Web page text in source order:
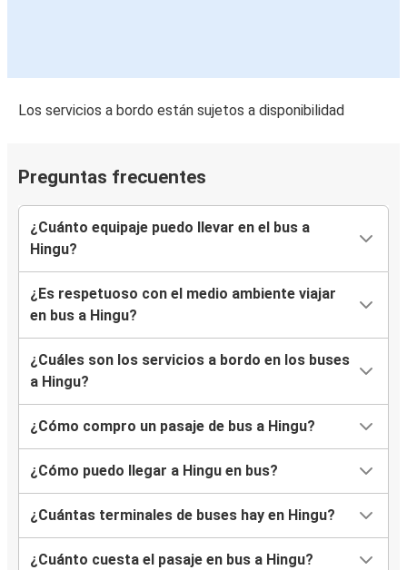
Los servicios a bordo están sujetos a disponibilidad
Preguntas frecuentes
¿Cuánto equipaje puedo llevar en el bus a
Hingu?
¿Es respetuoso con el medio ambiente viajar
en bus a Hingu?
¿Cuáles son los servicios a bordo en los buses
a Hingu?
¿Cómo compro un pasaje de bus a Hingu?
¿Cómo puedo llegar a Hingu en bus?
¿Cuántas terminales de buses hay en Hingu?
¿Cuánto cuesta el pasaje en bus a Hingu?